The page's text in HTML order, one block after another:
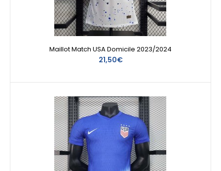
Maillot Match USA Domicile 2023/2024
21,50€